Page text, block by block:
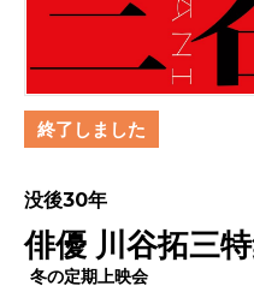
終了しました
没後30年
俳優 川谷拓三
冬の定期上映会